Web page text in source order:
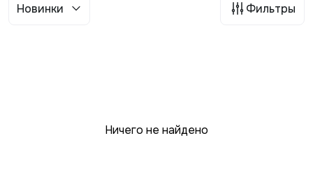
Новинки Фильтры
Ничего не найдено